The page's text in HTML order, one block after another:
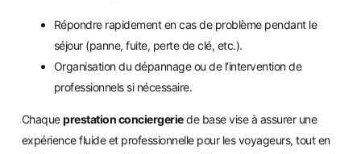
Répondre rapidement en cas de problème pendant le
séjour (panne, fuite, perte de clé, etc.).
Organisation du dépannage ou de l’intervention de
professionnels si nécessaire.
Chaqueprestation conciergeriede base vise à assurer une
expérience fluide et professionnelle pour les voyageurs, tout en